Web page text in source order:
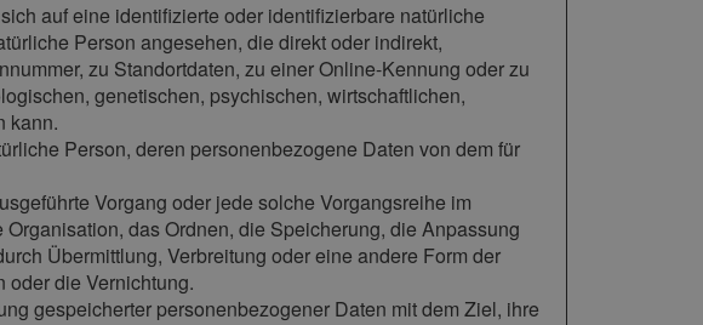
auf eine identifizierte oder identifizierbare natürliche
Person angesehen, die direkt oder indirekt,
zu Standortdaten, zu einer Online-Kennung oder zu
genetischen, psychischen, wirtschaftlichen,
kann.
Person, deren personenbezogene Daten von dem für
Vorgang oder jede solche Vorgangsreihe im
das Ordnen, die Speicherung, die Anpassung
Übermittlung, Verbreitung oder eine andere Form der
oder die Vernichtung.
gespeicherter personenbezogener Daten mit dem Ziel, ihre